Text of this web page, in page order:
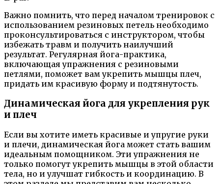
Важно помнить, что перед началом тренировок с
использованием резиновых петель необходимо
проконсультироваться с инструктором, чтобы
избежать травм и получить наилучший
результат. Регулярная йога-практика,
включающая упражнения с резиновыми
петлями, поможет вам укрепить мышцы плеч,
придать им красивую форму и подтянутость.
Динамическая йога для укрепления рук
и плеч
Если вы хотите иметь красивые и упругие руки
и плечи, динамическая йога может стать вашим
идеальным помощником. Эти упражнения не
только помогут укрепить мышцы в этой области
тела, но и улучшат гибкость и координацию. В